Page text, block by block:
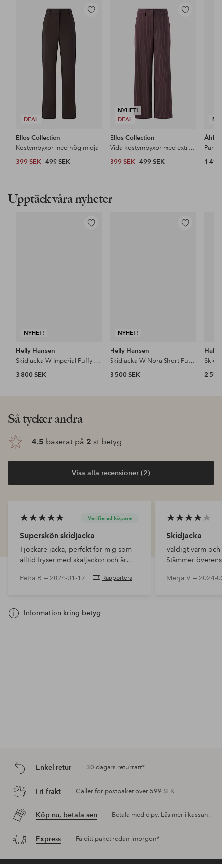
DEAL
Lägg
Ellos Collection
Kostymbyxor med hög midja
399 SEK 499 SEK
NYHET!
DEAL
Lägg
Ellos Collection
Vida kostymbyxor med extra hög midja
399 SEK 499 SEK 1 499
Upptäck våra nyheter
NYHET!
Lägg
Helly Hansen
Skidjacka W Imperial Puffy 2.0 Jacket
3 800 SEK
NYHET!
Lägg
Helly Hansen
Skidjacka W Nora Short Puffy Jacket
3 500 SEK
Halti
2 599
Så tycker andra
4.5 baserat på 2 st betyg
Visa alla recensioner (2)
Verifierad köpare
Superskön skidjacka
Tjockare jacka, perfekt för mig som
alltid fryser med skaljackor och är
skönt och är riktigt snygg.
Petra B — 2024-01-17 Rapportera
Skidjacka
Väldigt varm och
Stämmer
Merja V — 2024-
Information kring betyg
Enkel retur 30 dagars returrätt*
Fri frakt Gäller för postpaket över 599 SEK
Köp nu, betala sen Betala med elpy. Läs mer i kassan.
Express Få ditt paket redan imorgon*